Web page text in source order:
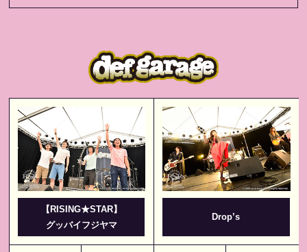
【RISING★STAR】
グッバイフジヤマ
Drop’s